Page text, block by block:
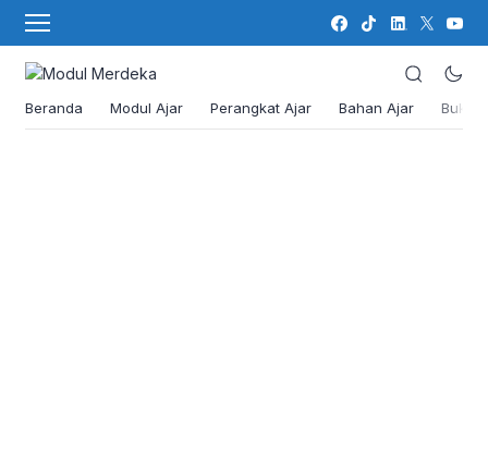
Beranda Modul Ajar Perangkat Ajar Bahan Ajar Buku